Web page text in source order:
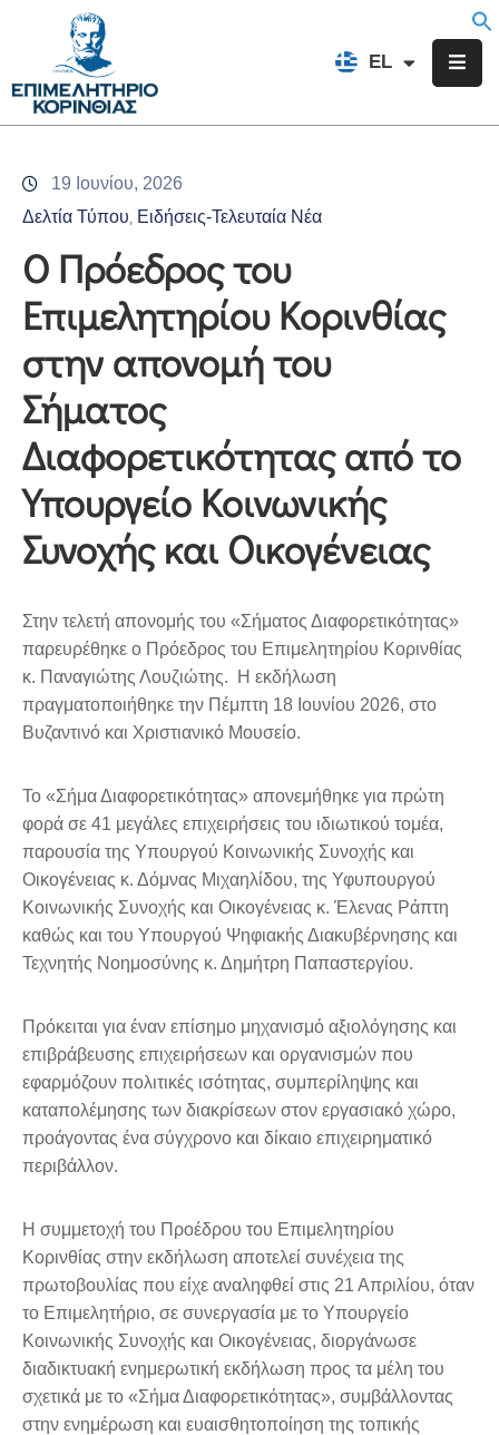
EL
FR
Επιμελητήριο
Υπηρεσίες
Προγράμματα
&
Δράσεις
Εκδηλώσεις
Επικοινωνία
19 Ιουνίου, 2026
Δελτία Τύπου Ειδήσεις-Τελευταία Νέα
Ο Πρόεδρος του
Επιμελητηρίου Κορινθίας
στην απονομή του
Σήματος
Διαφορετικότητας από το
Υπουργείο Κοινωνικής
Συνοχής και Οικογένειας
Στην τελετή απονομής του «Σήματος Διαφορετικότητας»
παρευρέθηκε ο Πρόεδρος του Επιμελητηρίου Κορινθίας
κ. Παναγιώτης Λουζιώτης. Η εκδήλωση
πραγματοποιήθηκε την Πέμπτη 18 Ιουνίου 2026, στο
Βυζαντινό και Χριστιανικό Μουσείο.
Το «Σήμα Διαφορετικότητας» απονεμήθηκε για πρώτη
φορά σε 41 μεγάλες επιχειρήσεις του ιδιωτικού τομέα,
παρουσία της Υπουργού Κοινωνικής Συνοχής και
Οικογένειας κ. Δόμνας Μιχαηλίδου, της Υφυπουργού
Κοινωνικής Συνοχής και Οικογένειας κ. Έλενας Ράπτη
καθώς και του Υπουργού Ψηφιακής Διακυβέρνησης και
Τεχνητής Νοημοσύνης κ. Δημήτρη Παπαστεργίου.
Πρόκειται για έναν επίσημο μηχανισμό αξιολόγησης και
επιβράβευσης επιχειρήσεων και οργανισμών που
εφαρμόζουν πολιτικές ισότητας, συμπερίληψης και
καταπολέμησης των διακρίσεων στον εργασιακό χώρο,
προάγοντας ένα σύγχρονο και δίκαιο επιχειρηματικό
περιβάλλον.
Η συμμετοχή του Προέδρου του Επιμελητηρίου
Κορινθίας στην εκδήλωση αποτελεί συνέχεια της
πρωτοβουλίας που είχε αναληφθεί στις 21 Απριλίου, όταν
το Επιμελητήριο, σε συνεργασία με το Υπουργείο
Κοινωνικής Συνοχής και Οικογένειας, διοργάνωσε
διαδικτυακή ενημερωτική εκδήλωση προς τα μέλη του
σχετικά με το «Σήμα Διαφορετικότητας», συμβάλλοντας
στην ενημέρωση και ευαισθητοποίηση της τοπικής